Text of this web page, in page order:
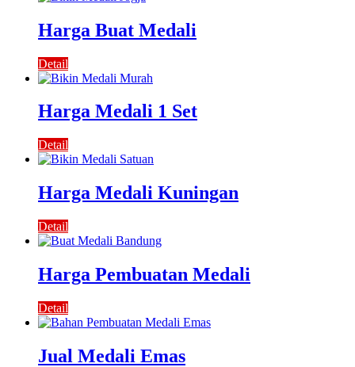
Harga Buat Medali
Detail
Harga Medali 1 Set
Detail
Harga Medali Kuningan
Detail
Harga Pembuatan Medali
Detail
Jual Medali Emas